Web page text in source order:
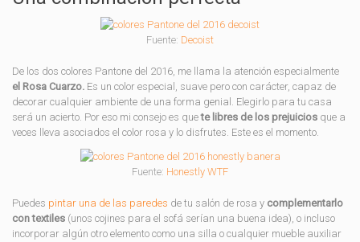
Fuente: Decoist
De los dos colores Pantone del 2016, me llama la atención especialmente
el Rosa Cuarzo. Es un color especial, suave pero con carácter, capaz de
decorar cualquier ambiente de una forma genial. Elegirlo para tu casa
será un acierto. Por eso mi consejo es quete libres de los prejuicios que a
veces lleva asociados el color rosa y lo disfrutes. Este es el momento.
Fuente: Honestly WTF
Puedes pintar una de las paredes de tu salón de rosa y complementarlo
con textiles (unos cojines para el sofá serían una buena idea), o incluso
incorporar algún otro elemento como una silla o cualquier mueble auxiliar